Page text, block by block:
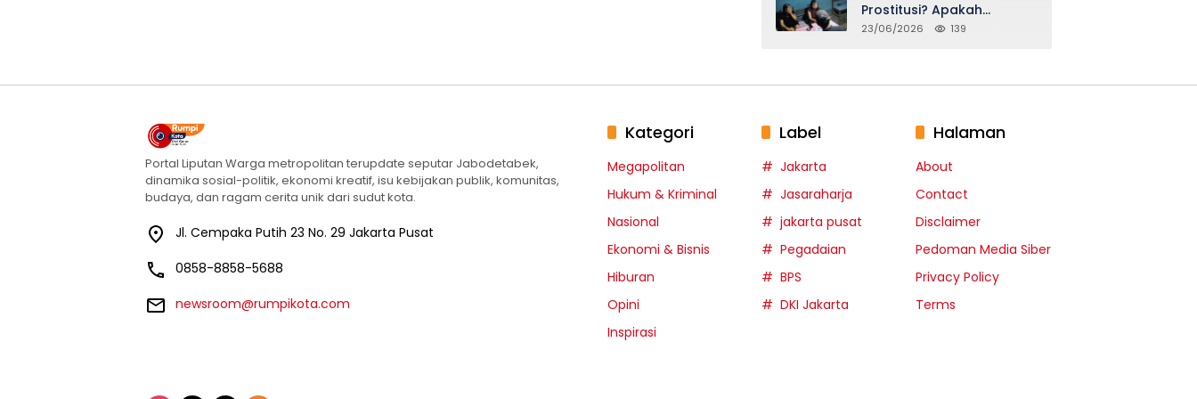
Prostitusi? Apakah
Seidentik itu?
23/06/2026 139
Portal Liputan Warga metropolitan terupdate seputar Jabodetabek,
dinamika sosial-politik, ekonomi kreatif, isu kebijakan publik, komunitas,
budaya, dan ragam cerita unik dari sudut kota.
Jl. Cempaka Putih 23 No. 29 Jakarta Pusat
0858-8858-5688
newsroom@rumpikota.com
Kategori
Megapolitan
Hukum & Kriminal
Nasional
Ekonomi & Bisnis
Hiburan
Opini
Inspirasi
Label
Jakarta
Jasaraharja
jakarta pusat
Pegadaian
BPS
DKI Jakarta
Halaman
About
Contact
Disclaimer
Pedoman Media Siber
Privacy Policy
Terms